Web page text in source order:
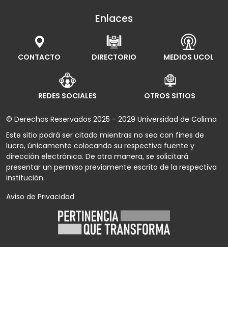
Enlaces
CONTACTO DIRECTORIO MEDIOS UCOL
REDES SOCIALES OTROS SITIOS
© Derechos Reservados 2025 - 2029 Universidad de Colima
Este sitio podrá ser citado mientras no sea con fines de
lucro, únicamente colocando su respectiva fuente y
dirección electrónica. De otra manera, se solicitará
presentar un permiso previamente escrito de la respectiva
institución.
Aviso de Privacidad